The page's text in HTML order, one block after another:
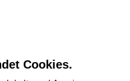
Cookies.